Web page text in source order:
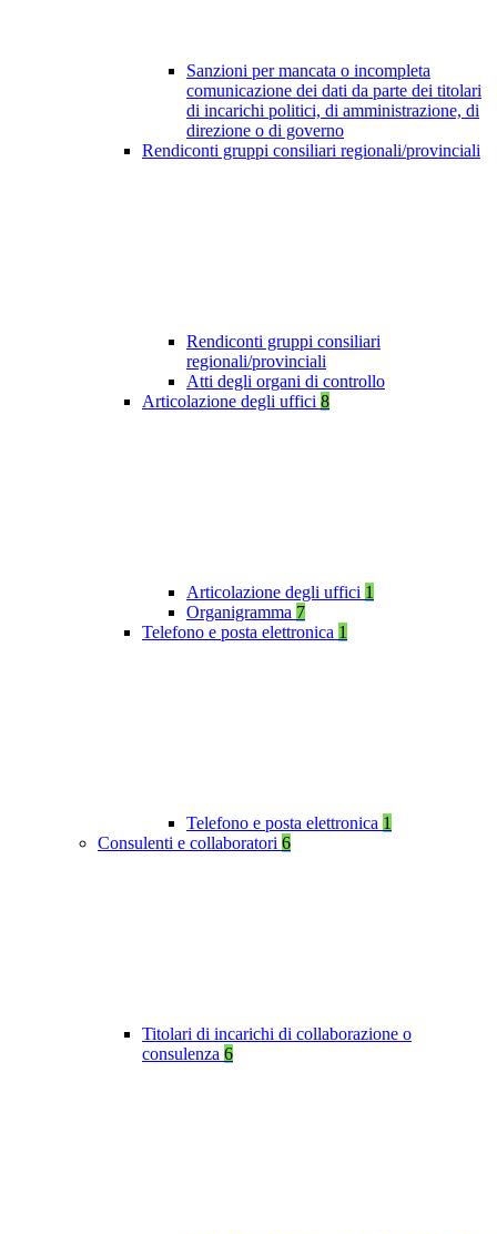
Sanzioni per mancata o incompleta
comunicazione dei dati da parte dei titolari
di incarichi politici, di amministrazione, di
direzione o di governo
Rendiconti gruppi consiliari regionali/provinciali
Rendiconti gruppi consiliari
regionali/provinciali
Atti degli organi di controllo
Articolazione degli uffici 8
Articolazione degli uffici 1
Organigramma 7
Telefono e posta elettronica 1
Telefono e posta elettronica 1
Consulenti e collaboratori 6
Titolari di incarichi di collaborazione o
consulenza 6